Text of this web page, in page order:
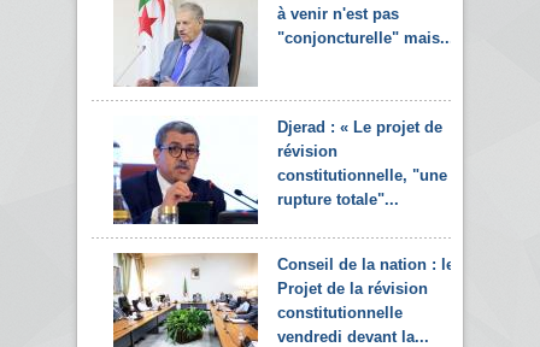
à venir n'est pas
"conjoncturelle" mais...
Djerad : « Le projet de
révision
constitutionnelle, "une
rupture totale"...
Conseil de la nation : le
Projet de la révision
constitutionnelle
vendredi devant la...